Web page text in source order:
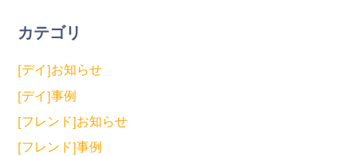
カテゴリ
[デイ]お知らせ
[デイ]事例
[フレンド]お知らせ
[フレンド]事例